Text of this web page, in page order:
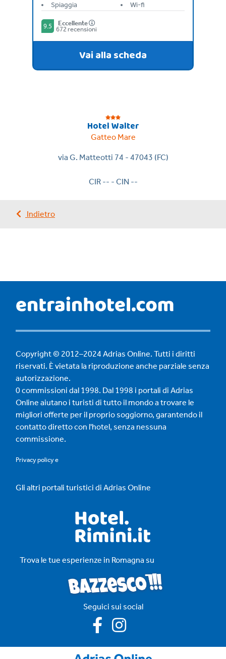
Spiaggia
Wi-fi
9.5
Eccellente
672 recensioni
Vai alla scheda
Hotel Walter
Gatteo Mare
via G. Matteotti 74 - 47043 (FC)
CIR -- - CIN --
Indietro
Copyright © 2012–2024 Adrias Online. Tutti i diritti
riservati. È vietata la riproduzione anche parziale senza
autorizzazione.
0 commissioni dal 1998. Dal 1998 i portali di Adrias
Online aiutano i turisti di tutto il mondo a trovare le
migliori offerte per il proprio soggiorno, garantendo il
contatto diretto con l'hotel, senza nessuna
commissione.
Privacy policye
Gli altri portali turistici di Adrias Online
Trova le tue esperienze in Romagna su
Seguici sui social